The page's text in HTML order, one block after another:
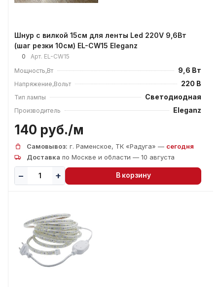
Шнур с вилкой 15см для ленты Led 220V 9,6Вт
(шаг резки 10см) EL-CW15 Eleganz
0 Арт. EL-CW15
Мощность,Вт
9,6 Вт
Напряжение,Вольт 220 В
Тип лампы Светодиодная
Производитель Eleganz
140 руб./м
Самовывоз: г. Раменское, ТК «Радуга» — сегодня
Доставка по Москве и области — 10 августа
В корзину